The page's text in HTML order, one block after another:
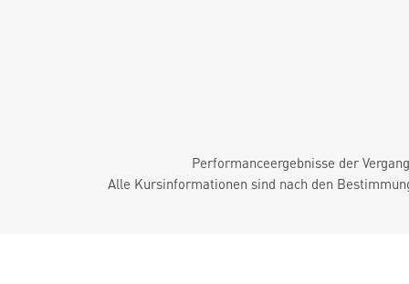
Performanceergebnisse der
Alle Kursinformationen sind nach den